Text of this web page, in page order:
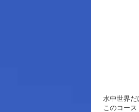
水中世界だ
このコース